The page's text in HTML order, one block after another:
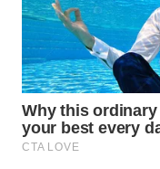
WN
CIANJUR
WN
KEPULAUAN
SERIBU